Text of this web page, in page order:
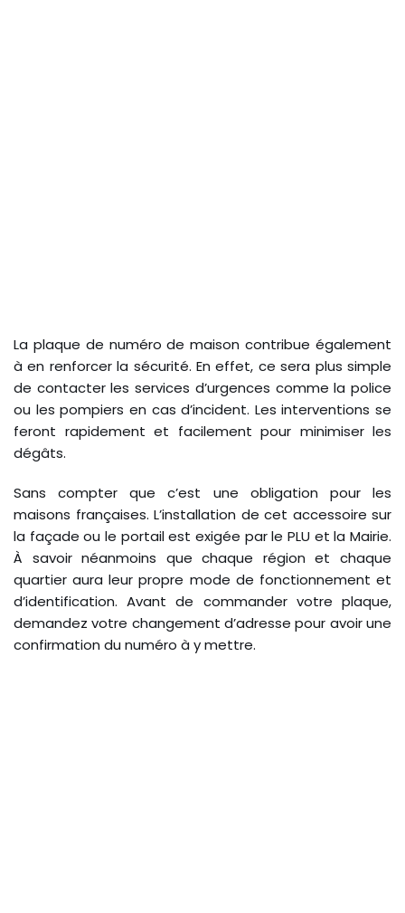
La plaque de numéro de maison contribue également
à en renforcer la sécurité. En effet, ce sera plus simple
de contacter les services d’urgences comme la police
ou les pompiers en cas d’incident. Les interventions se
feront rapidement et facilement pour minimiser les
dégâts.
Sans compter que c’est une obligation pour les
maisons françaises. L’installation de cet accessoire sur
la façade ou le portail est exigée par le PLU et la Mairie.
À savoir néanmoins que chaque région et chaque
quartier aura leur propre mode de fonctionnement et
d’identification. Avant de commander votre plaque,
demandez votre changement d’adresse pour avoir une
confirmation du numéro à y mettre.